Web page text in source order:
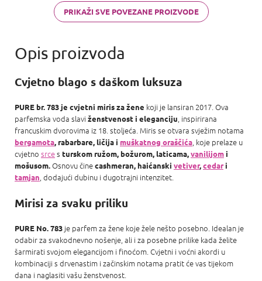
PRIKAŽI SVE POVEZANE PROIZVODE
Cvjetno blago s daškom luksuza
PURE br. 783 je cvjetni miris za žene koji je lansiran 2017. Ova
parfemska voda slavi ženstvenost i eleganciju, inspirirana
francuskim dvorovima iz 18. stoljeća. Miris se otvara svježim notama
bergamota, rabarbare, ličija i muškatnog oraščića, koje prelaze u
cvjetno srces turskom ružom, božurom, laticama,vanilijomi
mošusom.Osnovu činecashmeran, haićanski vetiver,cedari
tamjan, dodajući dubinu i dugotrajni intenzitet.
Mirisi za svaku priliku
PURE No. 783 je parfem za žene koje žele nešto posebno. Idealan je
odabir za svakodnevno nošenje, ali i za posebne prilike kada želite
šarmirati svojom elegancijom i finoćom. Cvjetni i voćni akordi u
kombinaciji s drvenastim i začinskim notama pratit će vas tijekom
dana i naglasiti vašu ženstvenost.